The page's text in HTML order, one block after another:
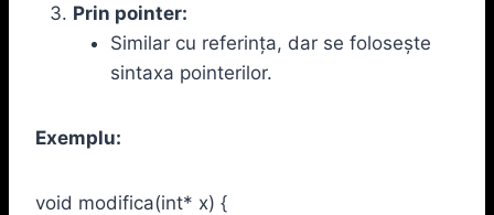
Prin pointer:
Similar cu referința, dar se folosește
sintaxa pointerilor.
Exemplu:
void modifica(int* x) {